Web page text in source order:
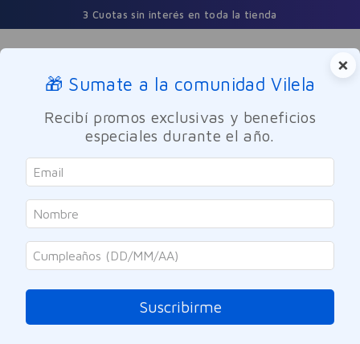
3 Cuotas sin interés en toda la tienda
Buscar
Dermocosmetica Facial Despigmentante
Loreal
Gel de Limpieza Anti-manchas
Glycolic-Bright L'Oréal 150ml
Referencia:-319973
×
🎁 Sumate a la comunidad Vilela
Recibí promos exclusivas y beneficios
especiales durante el año.
Suscribirme